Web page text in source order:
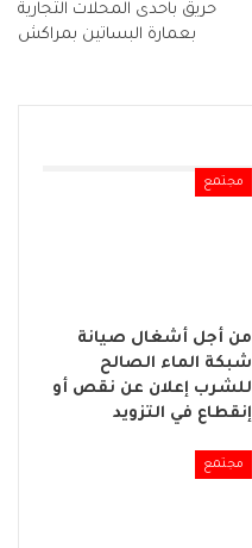
حريق باحدى المحلات التجارية
بعمارة البساتين بمراكش
مجتمع
من أجل أشغال صيانة
شبكة الماء الصالح
للشرب إعلان عن نقص أو
إنقطاع في التزويد
مجتمع